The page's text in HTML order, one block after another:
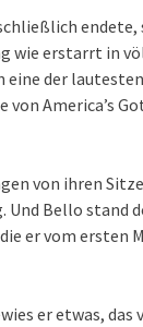
endete,
wie erstarrt in
eine der
von America’s
von ihren
Und Bello stand
er vom ersten
er etwas, das